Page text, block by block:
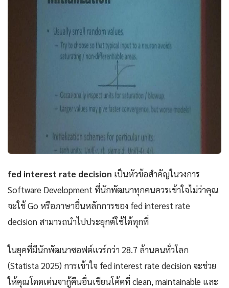
fed interest rate decision เป็นหัวข้อสำคัญในวงการ
Software Development ที่นักพัฒนาทุกคนควรเข้าใจไม่ว่าคุณ
จะใช้ Go หรือภาษาอื่นหลักการของ fed interest rate
decision สามารถนำไปประยุกต์ใช้ได้ทุกที่
ในยุคที่มีนักพัฒนาซอฟต์แวร์กว่า 28.7 ล้านคนทั่วโลก
(Statista 2025) การเข้าใจ fed interest rate decision จะช่วย
ให้คุณโดดเด่นจากู้คืนอื่นเขียนโค้ดที่ clean, maintainable และ